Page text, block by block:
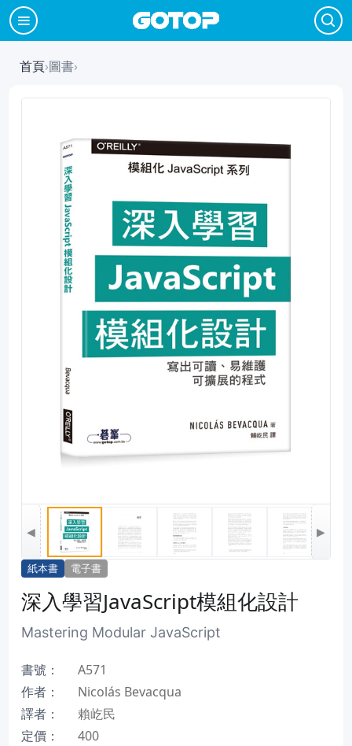
首頁›圖書›
◀ ▶
紙本書 電子書
深入學習JavaScript模組化設計
Mastering Modular JavaScript
書號：
A571
作者：
Nicolás Bevacqua
譯者：
賴屹民
定價：
400